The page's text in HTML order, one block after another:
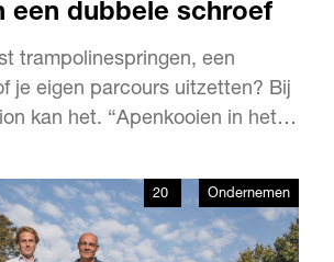
een dubbele schroef
trampolinespringen, een
je eigen parcours uitzetten? Bij
kan het. “Apenkooien in het
Van der Horst trots over het
trampolinepark van Europa. In
vrij springen, lessen nemen,
20 Ondernemen